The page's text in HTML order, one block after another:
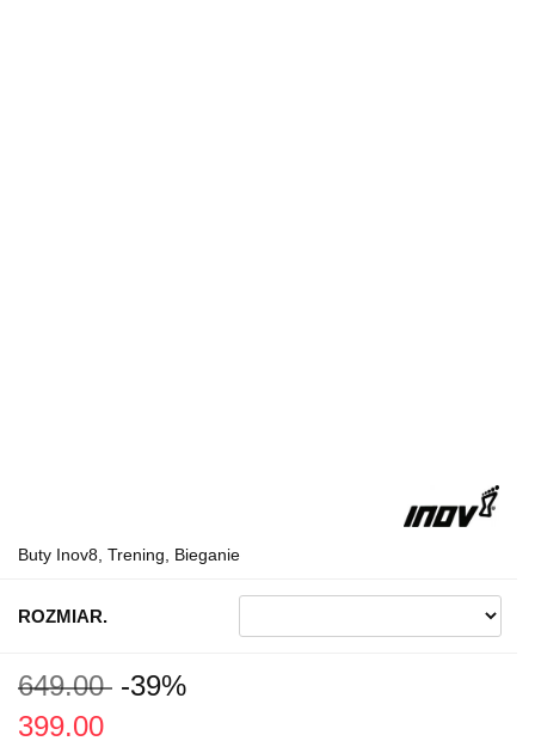
Buty Inov8, Trening, Bieganie
ROZMIAR.
649.00 -39%
399.00